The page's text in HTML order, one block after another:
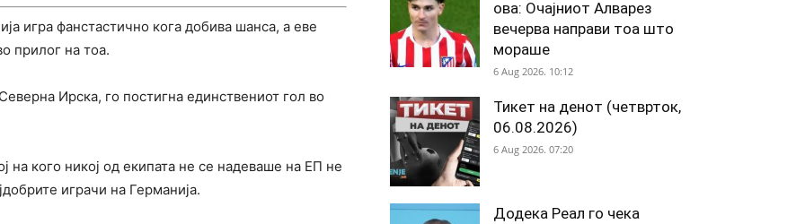
игра фанстастично кога добива шанса, а еве
прилог на тоа.
Ирска, го постигна единствениот гол во
на кого никој од екипата не се надеваше на ЕП не
играчи на Германија.
ова: Очајниот Алварез
вечерва направи тоа што
мораше
6 Aug 2026. 10:12
Тикет на денот (четврток,
06.08.2026)
6 Aug 2026. 07:20
Додека Реал го чека